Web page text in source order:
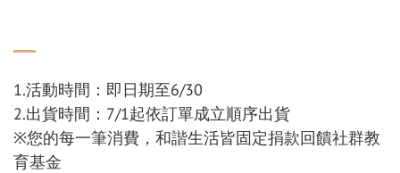
1.活動時間：即日期至6/30
2.出貨時間：7/1起依訂單成立順序出貨
※您的每一筆消費，和諧生活皆固定捐款回饋社群教
育基金